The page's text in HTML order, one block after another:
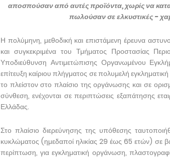
αποσπούσαν από αυτές προϊόντα, χωρίς να
πωλούσαν σε ελκυστικές -
Η πολύμηνη, μεθοδική και επιστάμενη έρευνα
και συγκεκριμένα του Τμήματος Προστασίας
Υποδιεύθυνση Αντιμετώπισης Οργανωμένου
επίτευξη καίριου πλήγματος σε πολυμελή
το πλείστον στο πλαίσιο της οργάνωσης και σε
σύνθεση, ενέχονται σε περιπτώσεις εξαπάτησης
Ελλάδας.
Στο πλαίσιο διερεύνησης της υπόθεσης
κυκλώματος (ημεδαποί ηλικίας 29 έως 65 ετών) σε
περίπτωση, για εγκληματική οργάνωση,